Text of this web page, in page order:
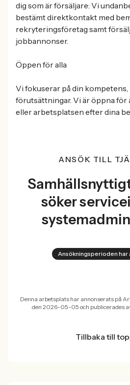
dig som är försäljare: Vi
bestämt direktkontakt med
rekryteringsföretag samt
jobbannonser.
Öppen för alla
Vi fokuserar på din
förutsättningar. Vi är öppna för
eller arbetsplatsen efter dina
ANSÖK TILL
söker
Ansökningsperioden har
Denna arbetsplats har annonserats på
den 2026-05-05 och publicerades
Tillbaka till